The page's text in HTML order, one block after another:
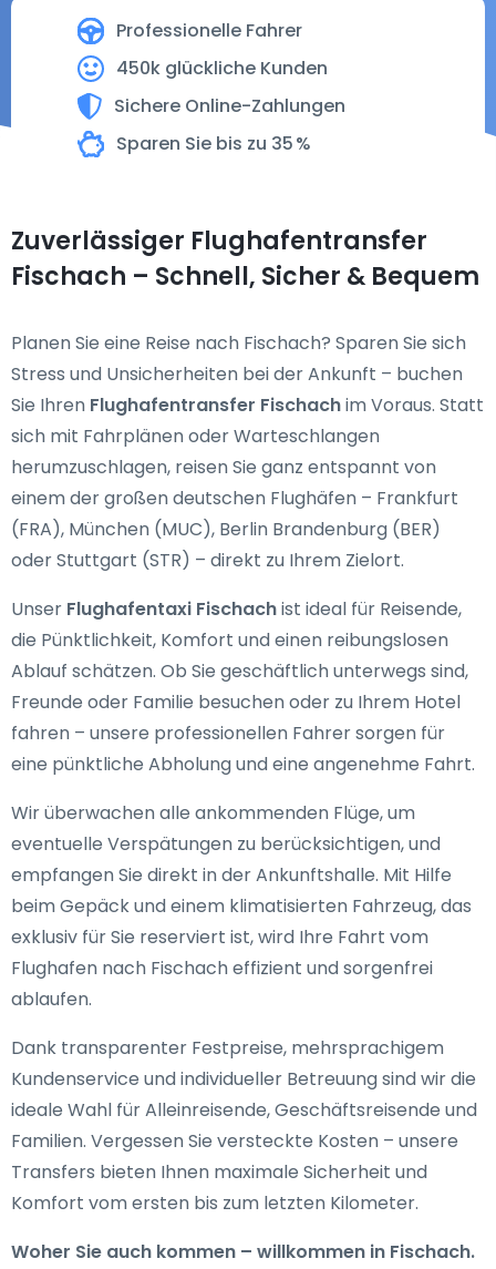
Professionelle Fahrer
450k glückliche Kunden
Sichere Online-Zahlungen
Sparen Sie bis zu 35 %
Zuverlässiger Flughafentransfer
Fischach – Schnell, Sicher & Bequem
Planen Sie eine Reise nach Fischach? Sparen Sie sich
Stress und Unsicherheiten bei der Ankunft – buchen
Sie Ihren Flughafentransfer Fischachim Voraus. Statt
sich mit Fahrplänen oder Warteschlangen
herumzuschlagen, reisen Sie ganz entspannt von
einem der großen deutschen Flughäfen – Frankfurt
(FRA), München (MUC), Berlin Brandenburg (BER)
oder Stuttgart (STR) – direkt zu Ihrem Zielort.
Unser Flughafentaxi Fischachist ideal für Reisende,
die Pünktlichkeit, Komfort und einen reibungslosen
Ablauf schätzen. Ob Sie geschäftlich unterwegs sind,
Freunde oder Familie besuchen oder zu Ihrem Hotel
fahren – unsere professionellen Fahrer sorgen für
eine pünktliche Abholung und eine angenehme Fahrt.
Wir überwachen alle ankommenden Flüge, um
eventuelle Verspätungen zu berücksichtigen, und
empfangen Sie direkt in der Ankunftshalle. Mit Hilfe
beim Gepäck und einem klimatisierten Fahrzeug, das
exklusiv für Sie reserviert ist, wird Ihre Fahrt vom
Flughafen nach Fischach effizient und sorgenfrei
ablaufen.
Dank transparenter Festpreise, mehrsprachigem
Kundenservice und individueller Betreuung sind wir die
ideale Wahl für Alleinreisende, Geschäftsreisende und
Familien. Vergessen Sie versteckte Kosten – unsere
Transfers bieten Ihnen maximale Sicherheit und
Komfort vom ersten bis zum letzten Kilometer.
Woher Sie auch kommen – willkommen in Fischach.